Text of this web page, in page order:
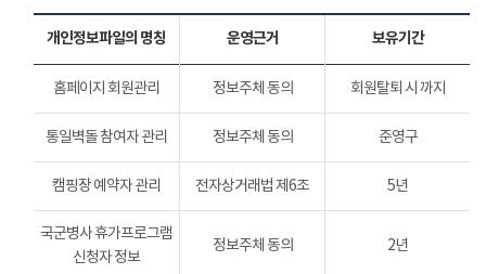
개인정보파일의 명칭 운영근거 보유기간
홈페이지 회원관리 정보주체 동의 회원탈퇴 시 까지
통일벽돌 참여자 관리 정보주체 동의 준영구
캠핑장 예약자 관리 전자상거래법 제6조 5년
국군병사 휴가프로그램
신청자 정보
정보주체 동의 2년